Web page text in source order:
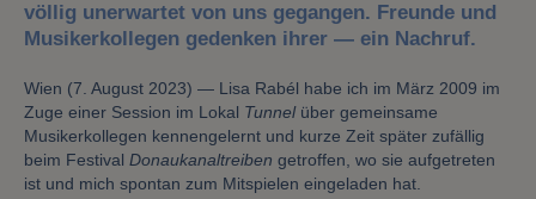
völlig unerwartet von uns gegangen. Freunde und
Musikerkollegen gedenken ihrer — ein Nachruf.
Wien (7. August 2023) — Lisa Rabél habe ich im März 2009 im
Zuge einer Session im Lokal Tunnelüber gemeinsame
Musikerkollegen kennengelernt und kurze Zeit später zufällig
beim Festival Donaukanaltreiben getroffen, wo sie aufgetreten
ist und mich spontan zum Mitspielen eingeladen hat.